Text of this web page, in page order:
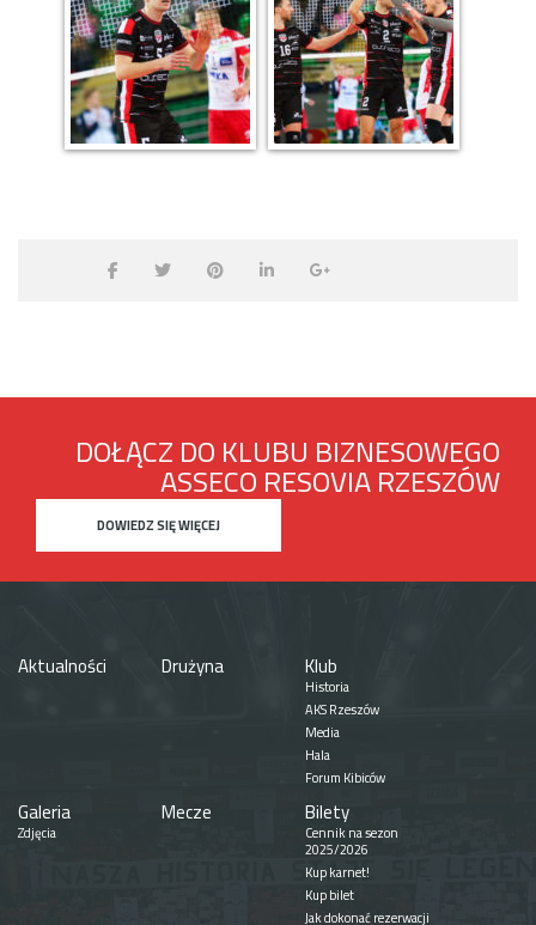
DOŁĄCZ DO KLUBU BIZNESOWEGO
ASSECO RESOVIA RZESZÓW
DOWIEDZ SIĘ WIĘCEJ
Aktualności Drużyna Klub
Historia
AKS Rzeszów
Media
Hala
Forum Kibiców
Galeria
Zdjęcia
Mecze Bilety
Cennik na sezon
2025/2026
Kup karnet!
Kup bilet
Jak dokonać rezerwacji